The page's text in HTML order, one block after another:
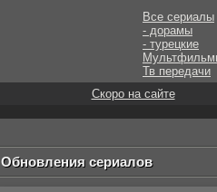
Все сериалы
- дорамы
- турецкие
Тв передачи
Скоро на сайте
Обновления сериалов